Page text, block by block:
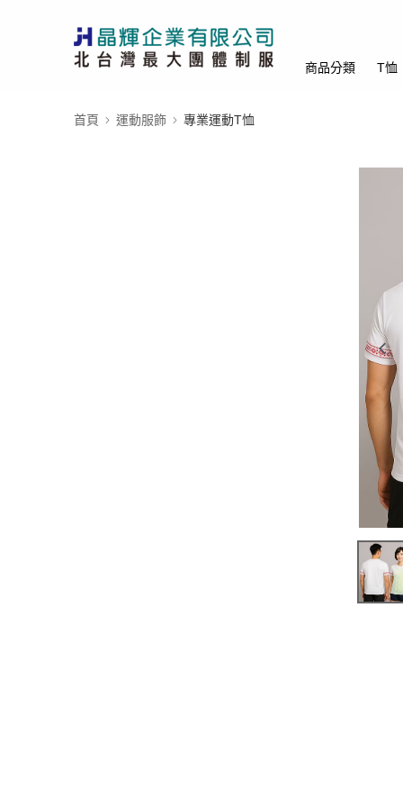
商品分類 T恤
首頁 運動服飾 專業運動T恤